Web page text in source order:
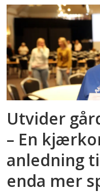
Utvider
– En
anledning
enda mer